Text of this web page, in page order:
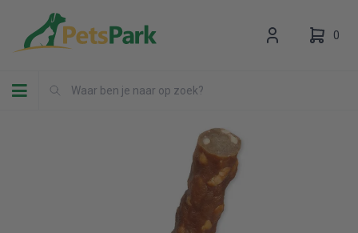
Toggle navigation
0
Uw winkelwagen is leeg.
Vul hem met producten.